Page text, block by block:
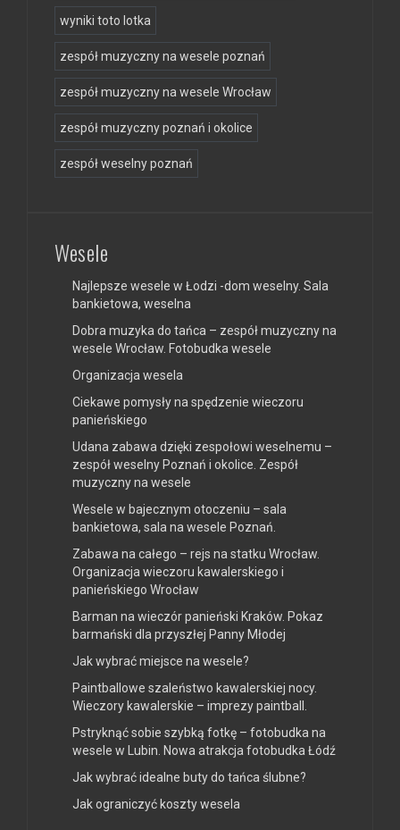
wyniki toto lotka
zespół muzyczny na wesele poznań
zespół muzyczny na wesele Wrocław
zespół muzyczny poznań i okolice
zespół weselny poznań
Wesele
Najlepsze wesele w Łodzi -dom weselny. Sala
bankietowa, weselna
Dobra muzyka do tańca – zespół muzyczny na
wesele Wrocław. Fotobudka wesele
Organizacja wesela
Ciekawe pomysły na spędzenie wieczoru
panieńskiego
Udana zabawa dzięki zespołowi weselnemu –
zespół weselny Poznań i okolice. Zespół
muzyczny na wesele
Wesele w bajecznym otoczeniu – sala
bankietowa, sala na wesele Poznań.
Zabawa na całego – rejs na statku Wrocław.
Organizacja wieczoru kawalerskiego i
panieńskiego Wrocław
Barman na wieczór panieński Kraków. Pokaz
barmański dla przyszłej Panny Młodej
Jak wybrać miejsce na wesele?
Paintballowe szaleństwo kawalerskiej nocy.
Wieczory kawalerskie – imprezy paintball.
Pstryknąć sobie szybką fotkę – fotobudka na
wesele w Lubin. Nowa atrakcja fotobudka Łódź
Jak wybrać idealne buty do tańca ślubne?
Jak ograniczyć koszty wesela